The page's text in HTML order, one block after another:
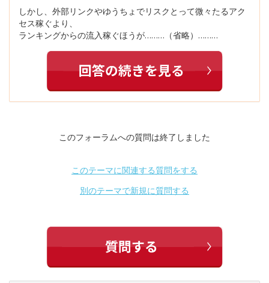
しかし、外部リンクやゆうちょでリスクとって微々たるアク
セス稼ぐより、
ランキングからの流入稼ぐほうが………（省略）………
このフォーラムへの質問は終了しました
このテーマに関連する質問をする
別のテーマで新規に質問する